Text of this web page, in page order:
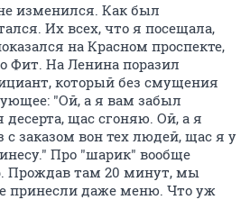
изменился. Как был
Их всех, что я посещала,
на Красном проспекте,
Фит. На Ленина поразил
который без смущения
"Ой, а я вам забыл
щас сгоняю. Ой, а я
с заказом вон тех людей, щас я у
Про "шарик" вообще
Прождав там 20 минут, мы
принесли даже меню. Что уж